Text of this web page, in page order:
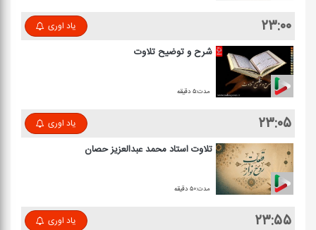
۲۳:۰۰ یاد اوری
شرح و توضیح تلاوت
مدت:۵ دقیقه
۲۳:۰۵ یاد اوری
تلاوت استاد محمد عبدالعزیز حصان
مدت:۵۰ دقیقه
۲۳:۵۵ یاد اوری